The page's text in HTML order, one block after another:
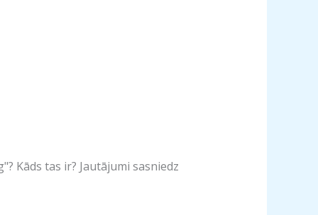
Kāds tas ir? Jautājumi sasniedz